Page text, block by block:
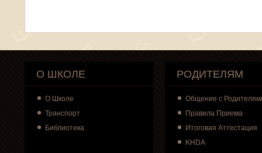
О ШКОЛЕ
О Школе
Транспорт
Библиотека
РОДИТЕЛЯМ
Общение с
Правила Приема
Итоговая Аттестация
KHDA